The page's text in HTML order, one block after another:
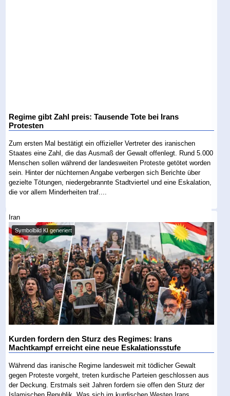
Regime gibt Zahl preis: Tausende Tote bei Irans
Protesten
Zum ersten Mal bestätigt ein offizieller Vertreter des iranischen
Staates eine Zahl, die das Ausmaß der Gewalt offenlegt. Rund 5.000
Menschen sollen während der landesweiten Proteste getötet worden
sein. Hinter der nüchternen Angabe verbergen sich Berichte über
gezielte Tötungen, niedergebrannte Stadtviertel und eine Eskalation,
die vor allem Minderheiten traf....
Iran
Symbolbild KI generiert
Kurden fordern den Sturz des Regimes: Irans
Machtkampf erreicht eine neue Eskalationsstufe
Während das iranische Regime landesweit mit tödlicher Gewalt
gegen Proteste vorgeht, treten kurdische Parteien geschlossen aus
der Deckung. Erstmals seit Jahren fordern sie offen den Sturz der